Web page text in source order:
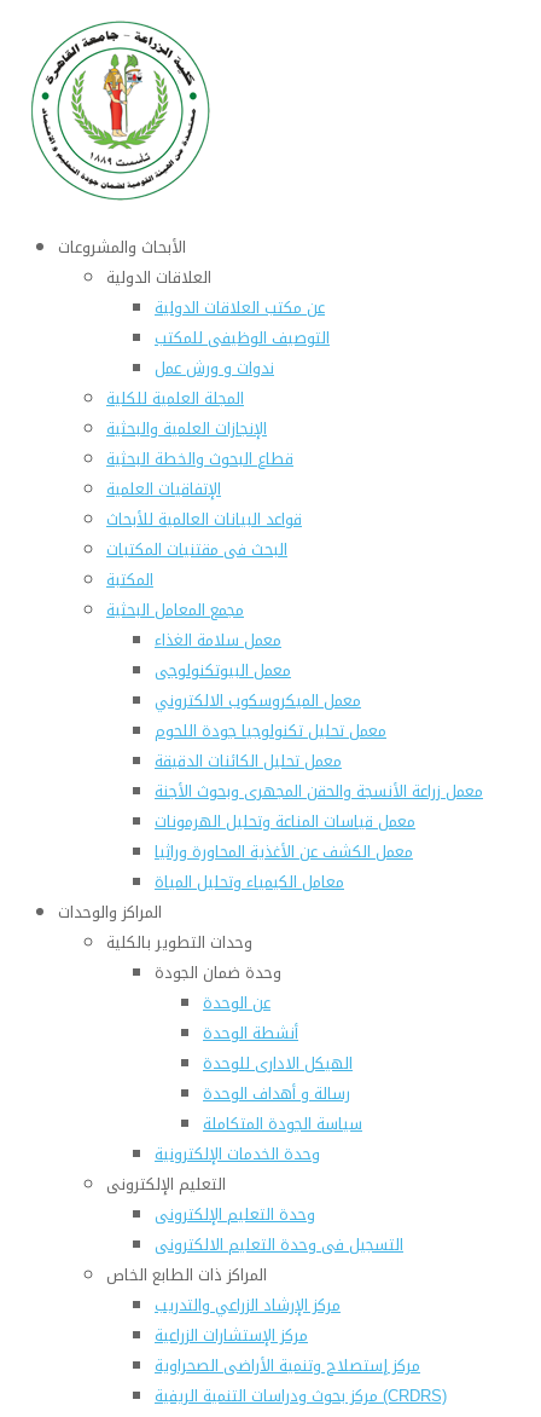
الأبحاث والمشروعات
العلاقات الدولية
عن مكتب العلاقات الدولية
التوصيف الوظيفى للمكتب
ندوات و ورش عمل
المجلة العلمية للكلية
الإنجازات العلمية والبحثية
قطاع البحوث والخطة البحثية
الإتفاقيات العلمية
قواعد البيانات العالمية للأبحاث
البحث فى مقتنيات المكتبات
المكتبة
مجمع المعامل البحثية
معمل سلامة الغذاء
معمل البيوتكنولوجى
معمل الميكروسكوب الالكتروني
معمل تحليل تكنولوجيا جودة اللحوم
معمل تحليل الكائنات الدقيقة
معمل زراعة الأنسجة والحقن المجهرى وبحوث الأجنة
معمل قياسات المناعة وتحليل الهرمونات
معمل الكشف عن الأغذية المحاورة وراثيا
معامل الكيمياء وتحليل المياة
المراكز والوحدات
وحدات التطوير بالكلية
وحدة ضمان الجودة
عن الوحدة
أنشطة الوحدة
الهيكل الادارى للوحدة
رسالة و أهداف الوحدة
سياسة الجودة المتكاملة
وحدة الخدمات الإلكترونية
التعليم الإلكترونى
وحدة التعليم الإلكترونى
التسجيل فى وحدة التعليم الالكترونى
المراكز ذات الطابع الخاص
مركز الإرشاد الزراعي والتدريب
مركز الإستشارات الزراعية
مركز إستصلاح وتنمية الأراضى الصحراوية
مركز بحوث ودراسات التنمية الريفية (CRDRS)